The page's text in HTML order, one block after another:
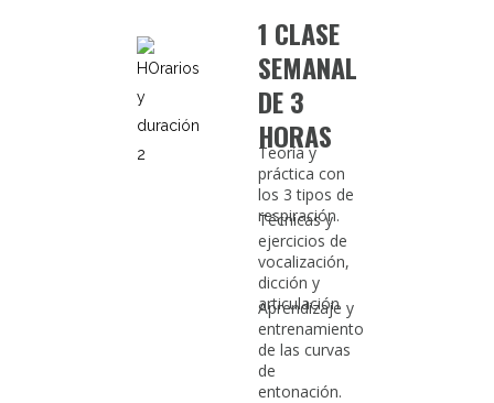
1 CLASE
SEMANAL
DE 3
HORAS
Teoría y
práctica con
los 3 tipos de
respiración.
Técnicas y
ejercicios de
vocalización,
dicción y
articulación
Aprendizaje y
entrenamiento
de las curvas
de
entonación.